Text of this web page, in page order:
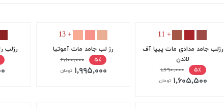
+ 11
رژلب جامد مدادی مات پیپا آف
لاندن
۵٪
۱,۶۹۰,۰۰۰
۱,۶۰۵,۵۰۰ تومان
+ 13
رژ لب جامد مات آموتیا
۵٪
۲,۱۰۰,۰۰۰
۱,۹۹۵,۰۰۰ تومان
رژلب